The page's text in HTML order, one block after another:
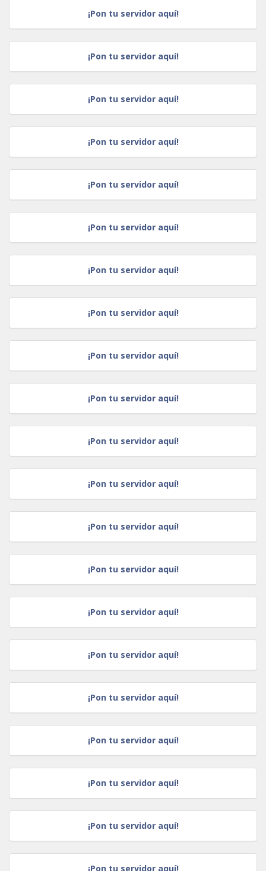
¡Pon tu servidor aquí!
¡Pon tu servidor aquí!
¡Pon tu servidor aquí!
¡Pon tu servidor aquí!
¡Pon tu servidor aquí!
¡Pon tu servidor aquí!
¡Pon tu servidor aquí!
¡Pon tu servidor aquí!
¡Pon tu servidor aquí!
¡Pon tu servidor aquí!
¡Pon tu servidor aquí!
¡Pon tu servidor aquí!
¡Pon tu servidor aquí!
¡Pon tu servidor aquí!
¡Pon tu servidor aquí!
¡Pon tu servidor aquí!
¡Pon tu servidor aquí!
¡Pon tu servidor aquí!
¡Pon tu servidor aquí!
¡Pon tu servidor aquí!
¡Pon tu servidor aquí!